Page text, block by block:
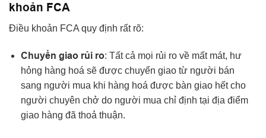
khoản FCA
Điều khoản FCA quy định rất rõ:
Chuyển giao rủi ro: Tất cả mọi rủi ro về mất mát, hư
hỏng hàng hoá sẽ được chuyển giao từ người bán
sang người mua khi hàng hoá được bàn giao hết cho
người chuyên chở do người mua chỉ định tại địa điểm
giao hàng đã thoả thuận.